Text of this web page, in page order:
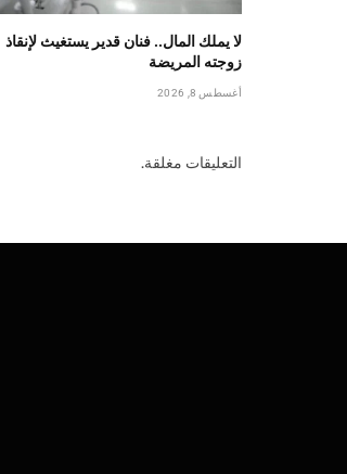
لا يملك المال.. فنان قدير يستغيث لإنقاذ
زوجته المريضة
أغسطس 8, 2026
التعليقات مغلقة.